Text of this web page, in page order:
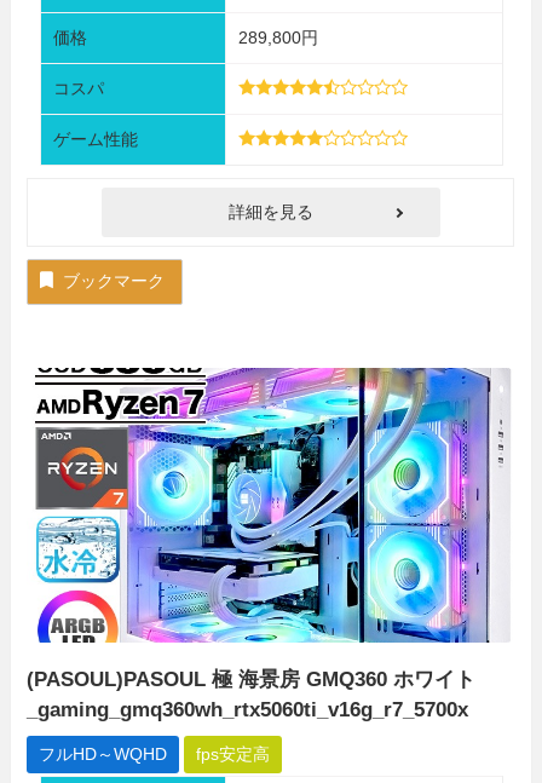
価格 289,800円
コスパ
ゲーム性能
詳細を見る
ブックマーク
(PASOUL)PASOUL 極 海景房 GMQ360 ホワイト
_gaming_gmq360wh_rtx5060ti_v16g_r7_5700x
フルHD～WQHD fps安定高